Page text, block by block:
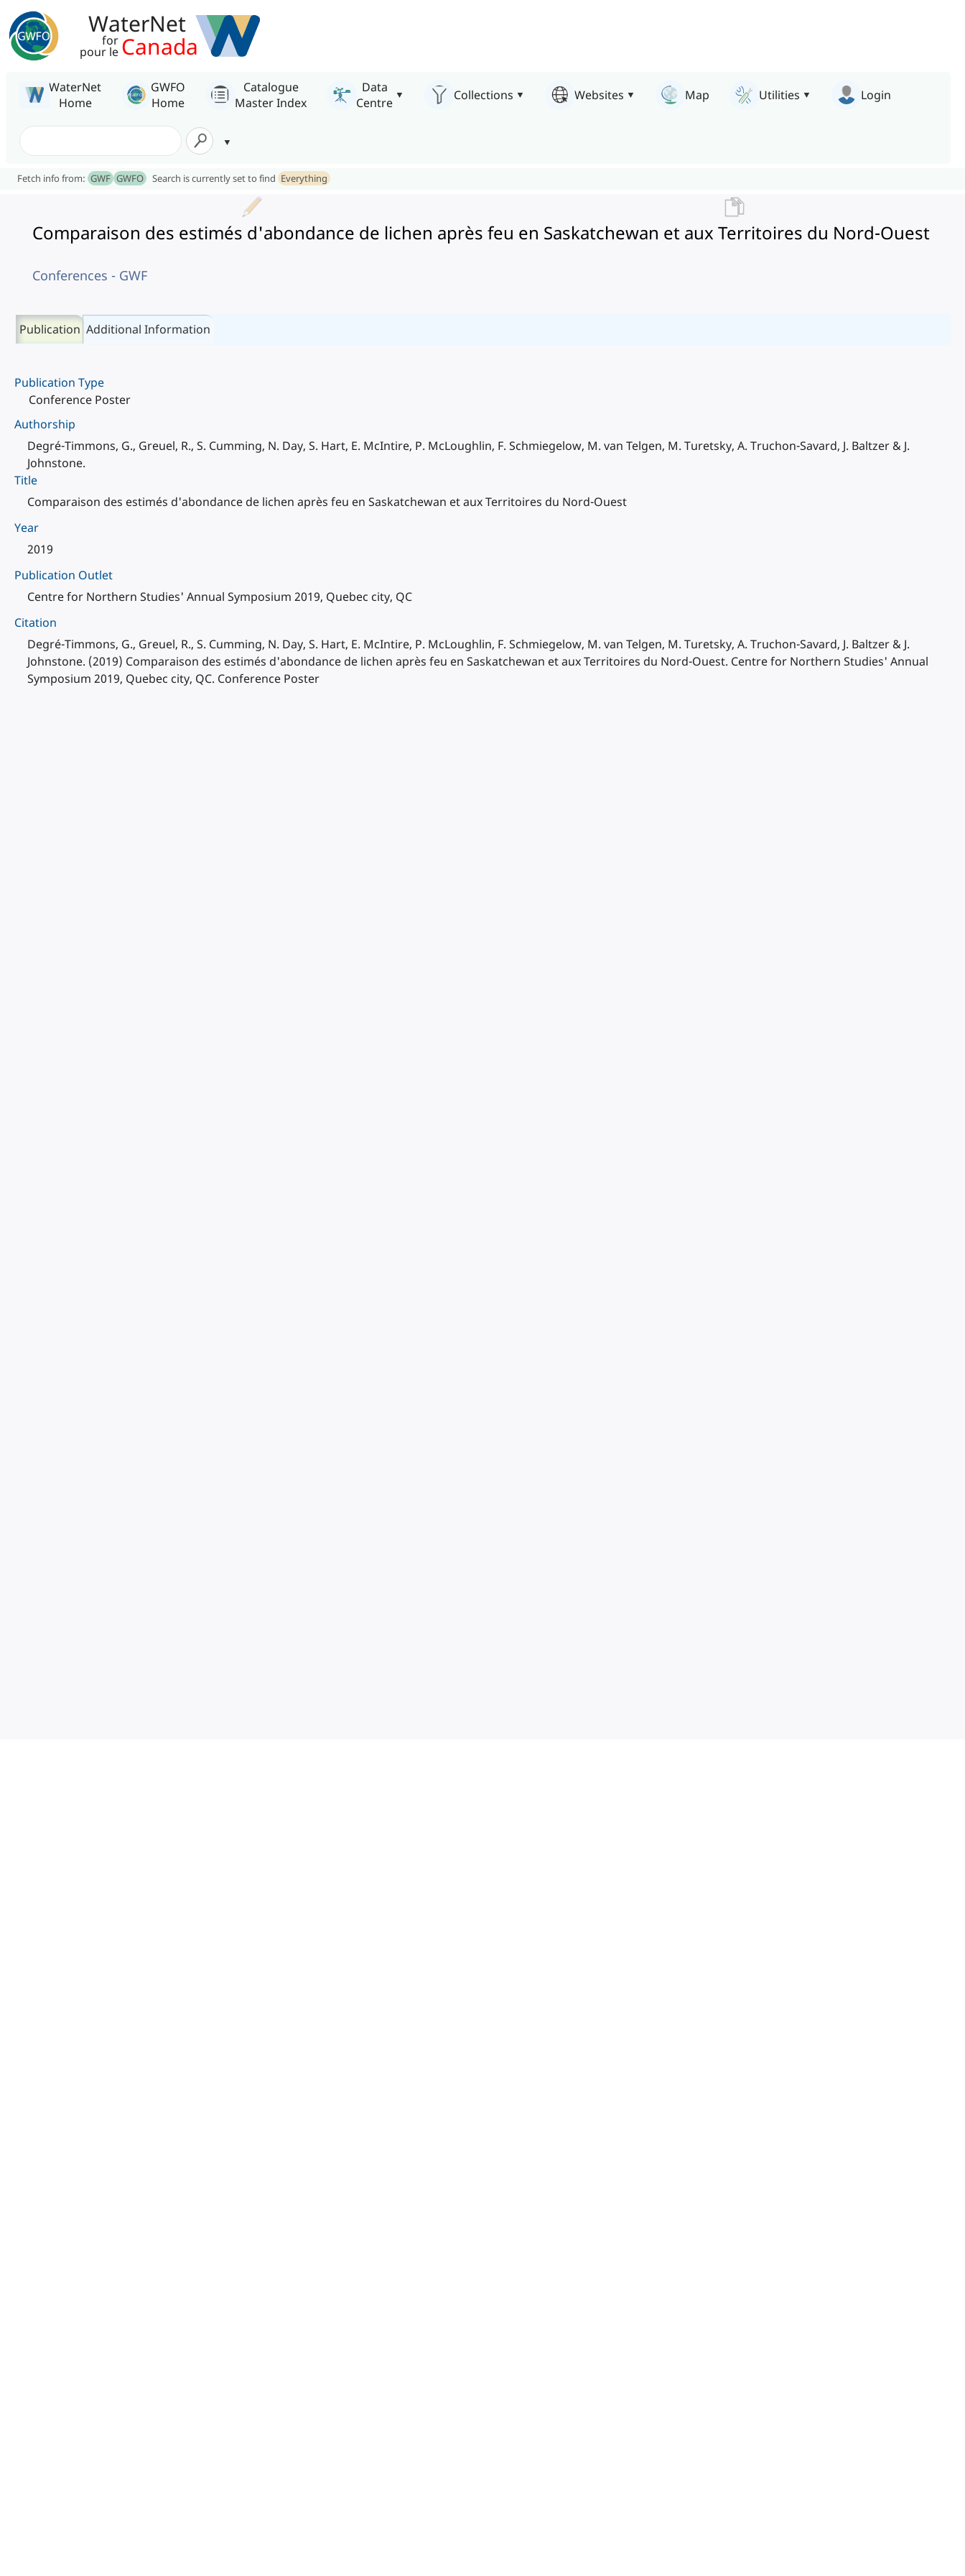
WaterNet
for
pour le Canada
WaterNet
Home
GWFO
Home
Catalogue
Master Index
Data
Centre
Collections Websites Map Utilities Login
Fetch info from: GWF GWFO Search is currently set to find Everything
Comparaison des estimés d'abondance de lichen après feu en Saskatchewan et aux Territoires du Nord-Ouest
Conferences - GWF
Publication Additional Information
Publication Type
Conference Poster
Authorship
Degré-Timmons, G., Greuel, R., S. Cumming, N. Day, S. Hart, E. McIntire, P. McLoughlin, F. Schmiegelow, M. van Telgen, M. Turetsky, A. Truchon-Savard, J. Baltzer & J.
Johnstone.
Title
Comparaison des estimés d'abondance de lichen après feu en Saskatchewan et aux Territoires du Nord-Ouest
Year
2019
Publication Outlet
Centre for Northern Studies' Annual Symposium 2019, Quebec city, QC
Citation
Degré-Timmons, G., Greuel, R., S. Cumming, N. Day, S. Hart, E. McIntire, P. McLoughlin, F. Schmiegelow, M. van Telgen, M. Turetsky, A. Truchon-Savard, J. Baltzer & J.
Johnstone. (2019) Comparaison des estimés d'abondance de lichen après feu en Saskatchewan et aux Territoires du Nord-Ouest. Centre for Northern Studies' Annual
Symposium 2019, Quebec city, QC. Conference Poster